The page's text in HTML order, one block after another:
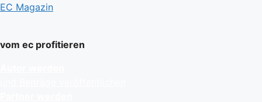
EC Magazin
vom ec profitieren